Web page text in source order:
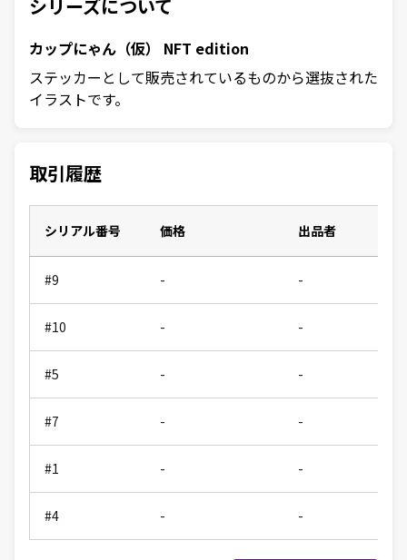
シリーズについて
カップにゃん（仮） NFT edition
ステッカーとして販売されているものから選抜された
イラストです。
取引履歴
シリアル番号 価格 出品者
#9 - -
#10 - -
#5 - -
#7 - -
#1 - -
#4 - -